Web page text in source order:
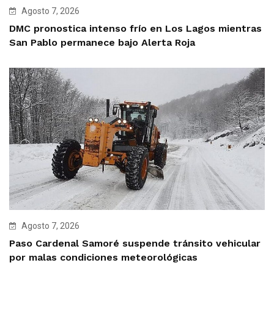
Agosto 7, 2026
DMC pronostica intenso frío en Los Lagos mientras
San Pablo permanece bajo Alerta Roja
Agosto 7, 2026
Paso Cardenal Samoré suspende tránsito vehicular
por malas condiciones meteorológicas